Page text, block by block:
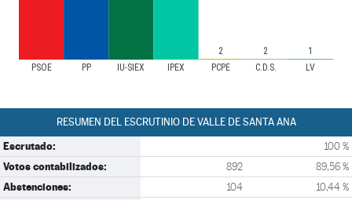
PSOE PP IU-SIEX IPEX PCPE C.D.S. LV
2 2 1
RESUMEN DEL ESCRUTINIO DE VALLE DE SANTA ANA
Escrutado: 100 %
Votos contabilizados: 892 89,56 %
Abstenciones: 104 10,44 %